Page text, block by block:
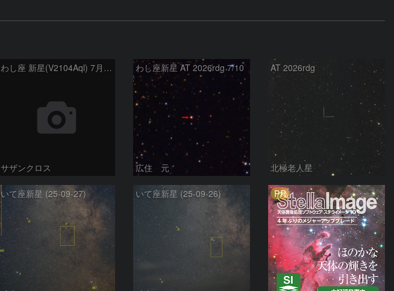
わし座 新星(V2104Aql) 7月9日 Seestar50
サザンクロス
わし座新星 AT 2026rdg 7/10
広住 元
AT 2026rdg
北極老人星
いて座新星 (25-09-27) いて座新星 (25-09-26) PR